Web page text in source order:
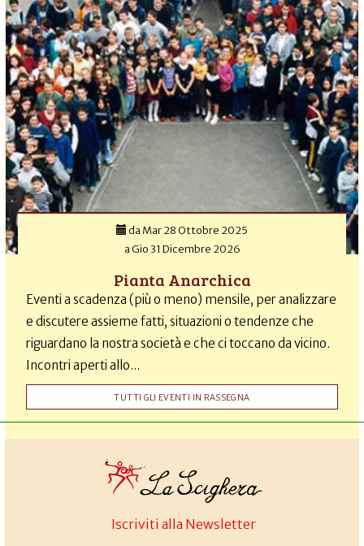
da Mar 28 Ottobre 2025
aGio 31 Dicembre 2026
Pianta Anarchica
Eventi a scadenza (più o meno) mensile, per analizzare
e discutere assieme fatti, situazioni o tendenze che
riguardano la nostra società e che ci toccano da vicino.
Incontri aperti allo...
TUTTI GLI EVENTI IN RASSEGNA
Iscriviti alla Newsletter